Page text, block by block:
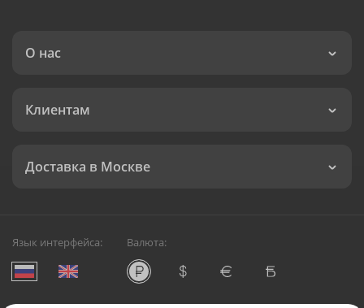
О нас
Клиентам
Доставка в Москве
Язык интерфейса: Валюта: